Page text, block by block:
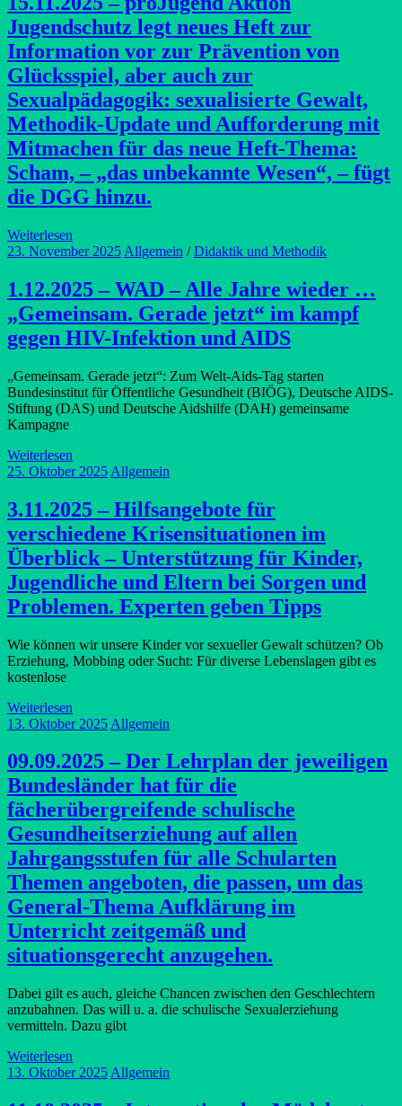
Jugendschutz legt neues Heft zur
Information vor zur Prävention von
Glücksspiel, aber auch zur
Sexualpädagogik: sexualisierte Gewalt,
Methodik-Update und Aufforderung mit
Mitmachen für das neue Heft-Thema:
Scham, – „das unbekannte Wesen“, – fügt
die DGG hinzu.
Weiterlesen
23. November 2025 Allgemein /Didaktik und Methodik
1.12.2025 – WAD – Alle Jahre wieder …
„Gemeinsam. Gerade jetzt“ im kampf
gegen HIV-Infektion und AIDS
„Gemeinsam. Gerade jetzt“: Zum Welt-Aids-Tag starten
Bundesinstitut für Öffentliche Gesundheit (BIÖG), Deutsche AIDS-
Stiftung (DAS) und Deutsche Aidshilfe (DAH) gemeinsame
Kampagne
Weiterlesen
25. Oktober 2025 Allgemein
3.11.2025 – Hilfsangebote für
verschiedene Krisensituationen im
Überblick – Unterstützung für Kinder,
Jugendliche und Eltern bei Sorgen und
Problemen. Experten geben Tipps
Wie können wir unsere Kinder vor sexueller Gewalt schützen? Ob
Erziehung, Mobbing oder Sucht: Für diverse Lebenslagen gibt es
kostenlose
Weiterlesen
13. Oktober 2025 Allgemein
09.09.2025 – Der Lehrplan der jeweiligen
Bundesländer hat für die
fächerübergreifende schulische
Gesundheitserziehung auf allen
Jahrgangsstufen für alle Schularten
Themen angeboten, die passen, um das
General-Thema Aufklärung im
Unterricht zeitgemäß und
situationsgerecht anzugehen.
Dabei gilt es auch, gleiche Chancen zwischen den Geschlechtern
anzubahnen. Das will u. a. die schulische Sexualerziehung
vermitteln. Dazu gibt
Weiterlesen
13. Oktober 2025 Allgemein